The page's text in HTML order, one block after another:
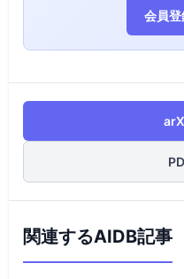
会員
関連するAIDB記事